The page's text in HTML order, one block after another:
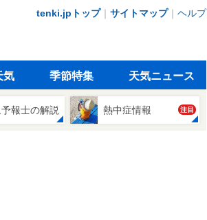
tenki.jpトップ｜ サイトマップ｜ ヘルプ
気 季節特集 天気ニュース
報士の解説 熱中症情報 注目